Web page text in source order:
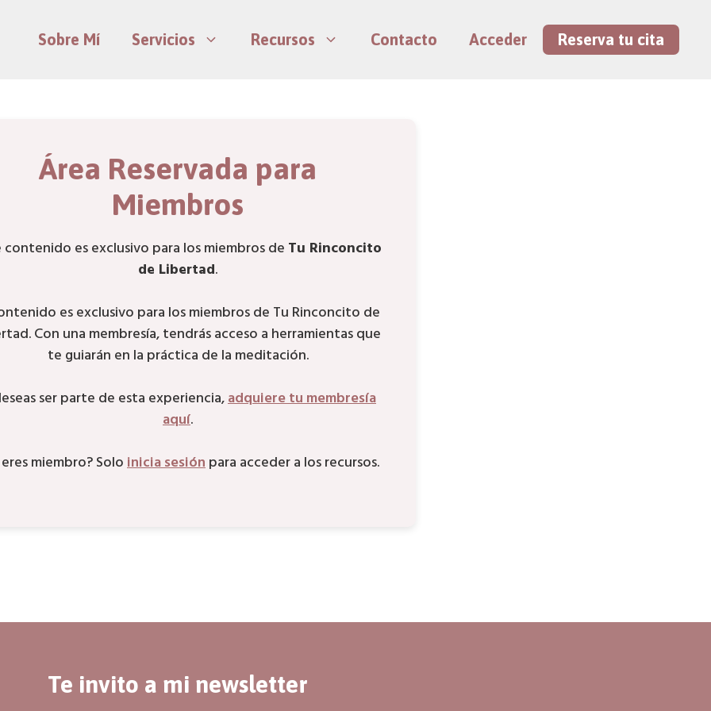
Sobre Mí Servicios Recursos Contacto Acceder Reserva tu cita
Área Reservada para
Miembros
contenido es exclusivo para los miembros de Tu Rinconcito
de Libertad.
es exclusivo para los miembros de Tu Rinconcito de
Con una membresía, tendrás acceso a herramientas que
te guiarán en la práctica de la meditación.
ser parte de esta experiencia,adquiere tu membresía
aquí.
miembro? Soloinicia sesiónpara acceder a los recursos.
Te invito a mi newsletter